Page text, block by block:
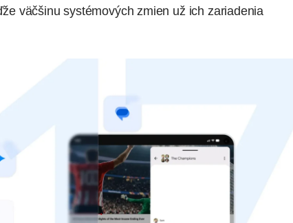
väčšinu systémových zmien už ich zariadenia